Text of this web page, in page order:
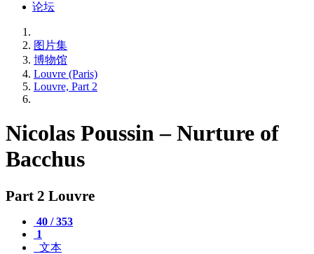
论坛
图片集
博物馆
Louvre (Paris)
Louvre, Part 2
Nicolas Poussin – Nurture of
Bacchus
Part 2 Louvre
40 / 353
1
文本